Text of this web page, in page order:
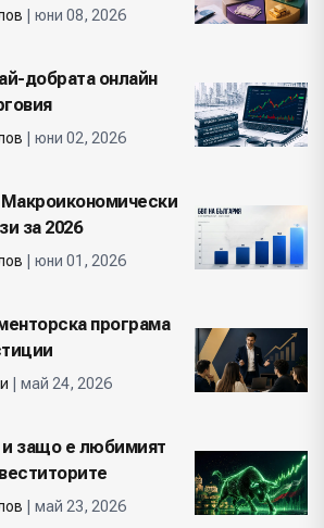
| юни 08, 2026
добрата онлайн
| юни 02, 2026
за 2026
| юни 01, 2026
програма
| май 24, 2026
и защо е любимият
| май 23, 2026